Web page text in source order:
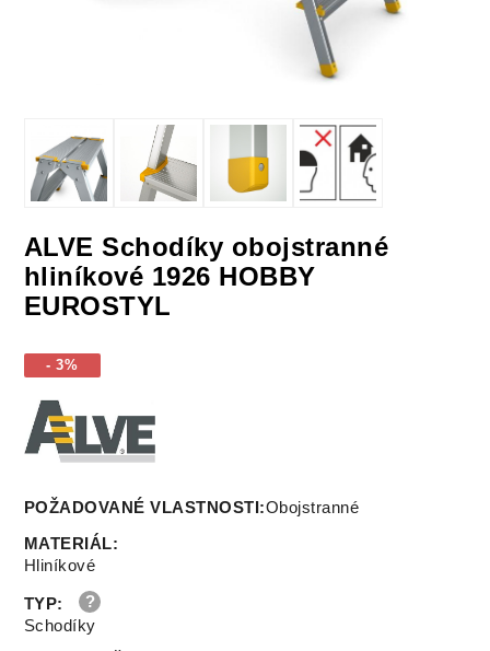
ALVE Schodíky obojstranné
hliníkové 1926 HOBBY
EUROSTYL
- 3%
POŽADOVANÉ VLASTNOSTI:Obojstranné
MATERIÁL:
Hliníkové
TYP:
Schodíky